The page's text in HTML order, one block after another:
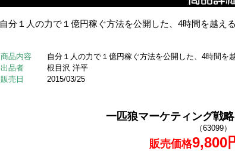
自分１人の力で１億円稼ぐ方法を公開した、4時間を越え
商品内容
自分１人の力で１億円稼ぐ方法を公開した、4時間を
出品者
根目沢 洋平
販売日
2015/03/25
一匹狼マーケティング戦
（63099）
販売価格9,800